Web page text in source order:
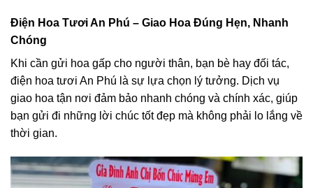
Điện Hoa Tươi An Phú – Giao Hoa Đúng Hẹn, Nhanh
Chóng
Khi cần gửi hoa gấp cho người thân, bạn bè hay đối tác,
điện hoa tươi An Phú là sự lựa chọn lý tưởng. Dịch vụ
giao hoa tận nơi đảm bảo nhanh chóng và chính xác, giúp
bạn gửi đi những lời chúc tốt đẹp mà không phải lo lắng về
thời gian.